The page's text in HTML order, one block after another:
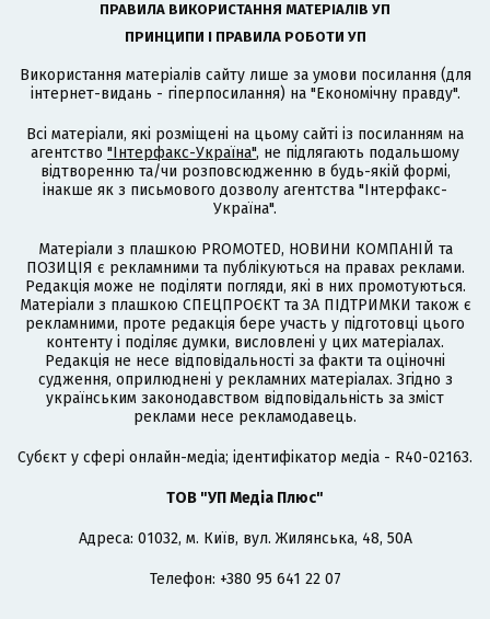
ПРАВИЛА ВИКОРИСТАННЯ МАТЕРІАЛІВ УП
ПРИНЦИПИ І ПРАВИЛА РОБОТИ УП
Використання матеріалів сайту лише за умови посилання (для
інтернет-видань - гіперпосилання) на "Економічну правду".
Всі матеріали, які розміщені на цьому сайті із посиланням на
агентство "Інтерфакс-Україна", не підлягають подальшому
відтворенню та/чи розповсюдженню в будь-якій формі,
інакше як з письмового дозволу агентства "Інтерфакс-
Україна".
Матеріали з плашкою PROMOTED, НОВИНИ КОМПАНІЙ та
ПОЗИЦІЯ є рекламними та публікуються на правах реклами.
Редакція може не поділяти погляди, які в них промотуються.
Матеріали з плашкою СПЕЦПРОЄКТ та ЗА ПІДТРИМКИ також є
рекламними, проте редакція бере участь у підготовці цього
контенту і поділяє думки, висловлені у цих матеріалах.
Редакція не несе відповідальності за факти та оціночні
судження, оприлюднені у рекламних матеріалах. Згідно з
українським законодавством відповідальність за зміст
реклами несе рекламодавець.
Cубєкт у сфері онлайн-медіа; ідентифікатор медіа - R40-02163.
ТОВ "УП Медіа Плюс"
Адреса: 01032, м. Київ, вул. Жилянська, 48, 50А
Телефон: +380 95 641 22 07